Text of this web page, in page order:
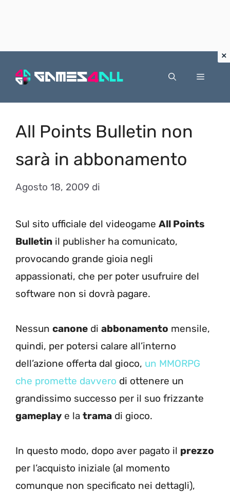
Menu
All Points Bulletin non
sarà in abbonamento
Agosto 18, 2009 di
Sul sito ufficiale del videogame All Points
Bulletin il publisher ha comunicato,
provocando grande gioia negli
appassionati, che per poter usufruire del
software non si dovrà pagare.
Nessun canone di abbonamento mensile,
quindi, per potersi calare all’interno
dell’azione offerta dal gioco, un MMORPG
che promette davvero di ottenere un
grandissimo successo per il suo frizzante
gameplay e la trama di gioco.
In questo modo, dopo aver pagato il prezzo
per l’acquisto iniziale (al momento
comunque non specificato nei dettagli),